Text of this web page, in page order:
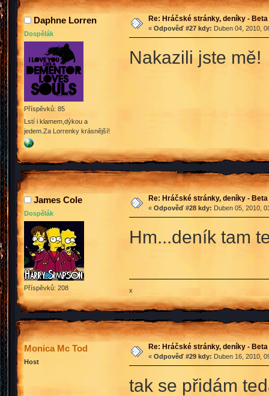
Daphne Lorren
Dospělák
Příspěvků: 85
Lstí i klamem,dýkou a
jedem.Za Lorrenky krásnější!
Re: Hráčské stránky, deníky - Beta
« Odpověď #27 kdy: Duben 04, 2010,
Nakazili jste
James Cole
Dospělák
Příspěvků: 208
Re: Hráčské stránky, deníky - Beta
« Odpověď #28 kdy: Duben 05, 2010,
Hm...deník tam
x
Monica Mc Tod
Host
Re: Hráčské stránky, deníky - Beta
« Odpověď #29 kdy: Duben 16, 2010,
tak se přidám